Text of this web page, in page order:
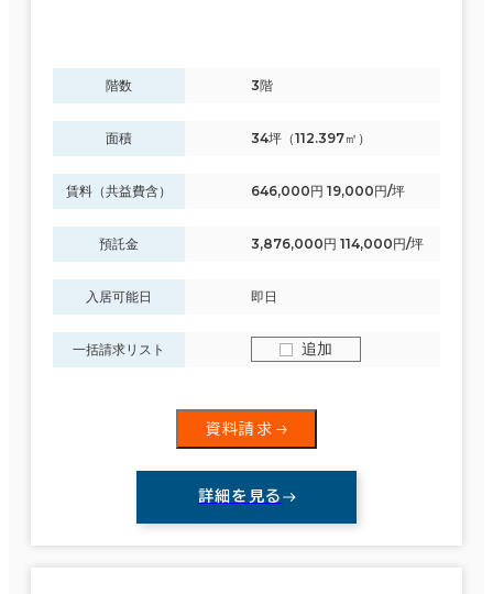
階数 3階
面積 34坪（112.397㎡）
賃料（共益費含） 646,000円 19,000円/坪
預託金 3,876,000円 114,000円/坪
入居可能日 即日
一括請求リスト 追加
資料請求
詳細を見る